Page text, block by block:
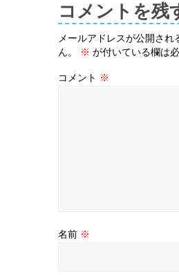
コメントを残
メールアドレスが公開され
ん。
※ が付いている欄は
コメント ※
名前 ※